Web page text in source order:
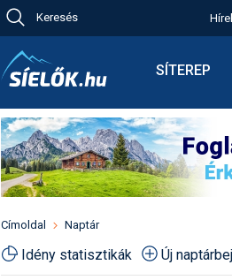
Keresés
SÍTEREP
Síbérletárak
Toplista
Havazás
Címoldal Naptár
Idény statisztikák Új